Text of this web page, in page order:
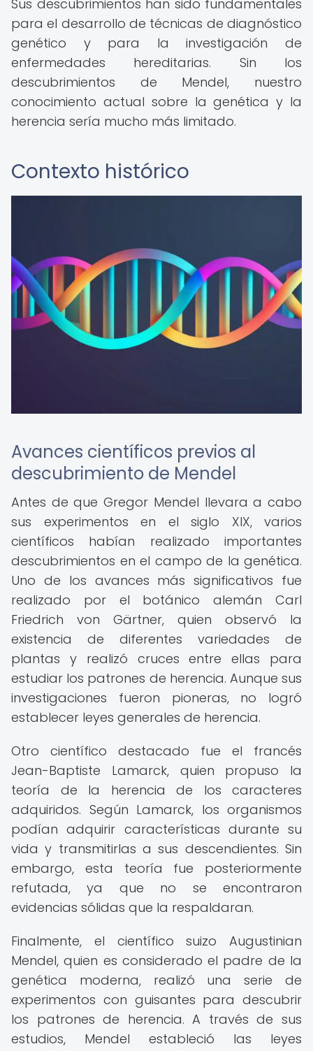
Sus descubrimientos han sido fundamentales
para el desarrollo de técnicas de diagnóstico
genético y para la investigación de
enfermedades hereditarias. Sin los
descubrimientos de Mendel, nuestro
conocimiento actual sobre la genética y la
herencia sería mucho más limitado.
Contexto histórico
Avances científicos previos al
descubrimiento de Mendel
Antes de que Gregor Mendel llevara a cabo
sus experimentos en el siglo XIX, varios
científicos habían realizado importantes
descubrimientos en el campo de la genética.
Uno de los avances más significativos fue
realizado por el botánico alemán Carl
Friedrich von Gärtner, quien observó la
existencia de diferentes variedades de
plantas y realizó cruces entre ellas para
estudiar los patrones de herencia. Aunque sus
investigaciones fueron pioneras, no logró
establecer leyes generales de herencia.
Otro científico destacado fue el francés
Jean-Baptiste Lamarck, quien propuso la
teoría de la herencia de los caracteres
adquiridos. Según Lamarck, los organismos
podían adquirir características durante su
vida y transmitirlas a sus descendientes. Sin
embargo, esta teoría fue posteriormente
refutada, ya que no se encontraron
evidencias sólidas que la respaldaran.
Finalmente, el científico suizo Augustinian
Mendel, quien es considerado el padre de la
genética moderna, realizó una serie de
experimentos con guisantes para descubrir
los patrones de herencia. A través de sus
estudios, Mendel estableció las leyes